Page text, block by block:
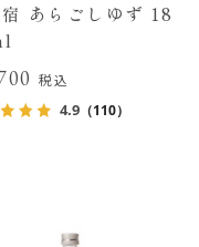
あらごしゆず 18
税込
4.9 （110）